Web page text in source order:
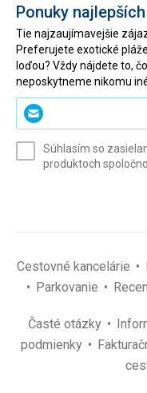
Ponuky
Tie najzaujímavejšie
Preferujete exotické
loďou? Vždy nájdete to,
neposkytneme nikomu
Zadajte
svoj
(povinné)
Súhlasím so
produktoch
Cestovné kancelárie
Parkovanie
Časté otázky
podmienky